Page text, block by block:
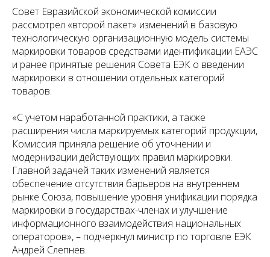
Совет Евразийской экономической комиссии
рассмотрел «второй пакет» изменений в базовую
технологическую организационную модель системы
маркировки товаров средствами идентификации ЕАЭС
и ранее принятые решения Совета ЕЭК о введении
маркировки в отношении отдельных категорий
товаров.
«С учетом наработанной практики, а также
расширения числа маркируемых категорий продукции,
Комиссия приняла решение об уточнении и
модернизации действующих правил маркировки.
Главной задачей таких изменений является
обеспечение отсутствия барьеров на внутреннем
рынке Союза, повышение уровня унификации порядка
маркировки в государствах-членах и улучшение
информационного взаимодействия национальных
операторов», – подчеркнул министр по торговле ЕЭК
Андрей Слепнев.